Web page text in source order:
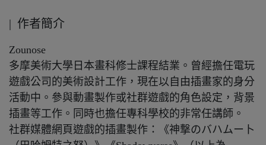
| 作者簡介
Zounose
多摩美術大學日本畫科修士課程結業。曾經擔任電玩
遊戲公司的美術設計工作，現在以自由插畫家的身分
活動中。參與動畫製作或社群遊戲的角色設定，背景
插畫等工作。同時也擔任專科學校的非常任講師。
社群媒體網頁遊戲的插畫製作：《神撃のバハムー卜